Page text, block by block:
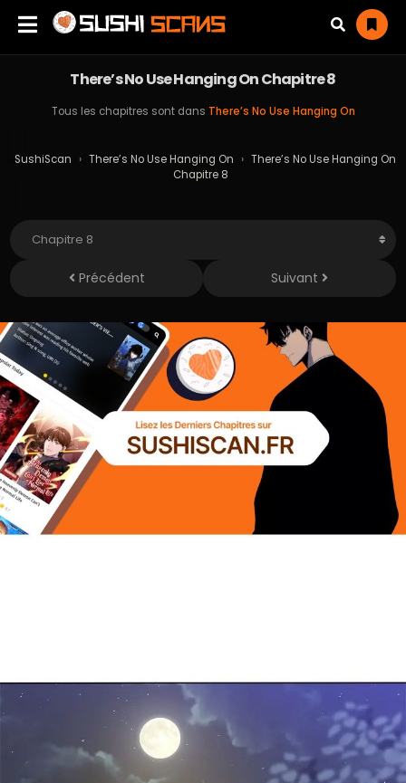
There’s No Use Hanging On Chapitre 8
Tous les chapitres sont dans There’s No Use Hanging On
SushiScan › There’s No Use Hanging On › There’s No Use Hanging On
Chapitre 8
Précédent Suivant